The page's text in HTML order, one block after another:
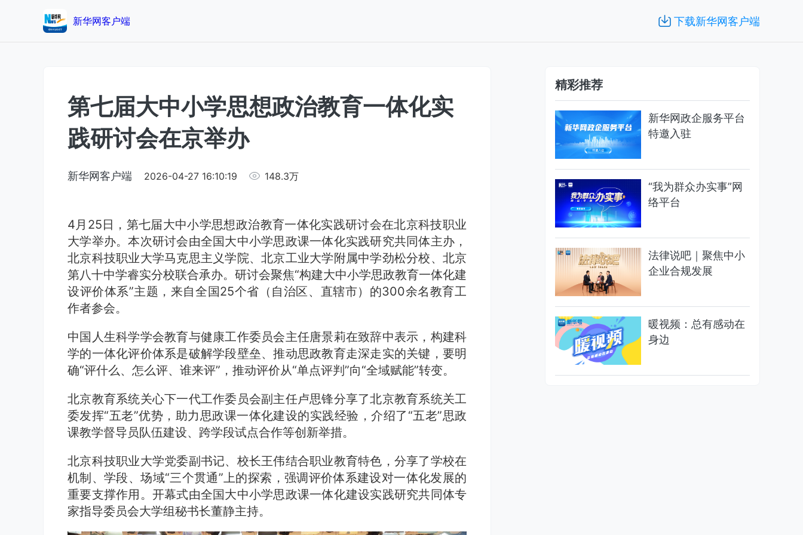
新华网客户端 下载新华网客户端
第七届大中小学思想政治教育一体化实
践研讨会在京举办
新华网客户端 2026-04-27 16:10:19 148.3万
4月25日，第七届大中小学思想政治教育一体化实践研讨会在北京科技职业
大学举办。本次研讨会由全国大中小学思政课一体化实践研究共同体主办，
北京科技职业大学马克思主义学院、北京工业大学附属中学劲松分校、北京
第八十中学睿实分校联合承办。研讨会聚焦“构建大中小学思政教育一体化建
设评价体系”主题，来自全国25个省（自治区、直辖市）的300余名教育工
作者参会。
中国人生科学学会教育与健康工作委员会主任唐景莉在致辞中表示，构建科
学的一体化评价体系是破解学段壁垒、推动思政教育走深走实的关键，要明
确“评什么、怎么评、谁来评”，推动评价从“单点评判”向“全域赋能”转变。
北京教育系统关心下一代工作委员会副主任卢思锋分享了北京教育系统关工
委发挥“五老”优势，助力思政课一体化建设的实践经验，介绍了“五老”思政
课教学督导员队伍建设、跨学段试点合作等创新举措。
北京科技职业大学党委副书记、校长王伟结合职业教育特色，分享了学校在
机制、学段、场域“三个贯通”上的探索，强调评价体系建设对一体化发展的
重要支撑作用。开幕式由全国大中小学思政课一体化建设实践研究共同体专
家指导委员会大学组秘书长董静主持。
精彩推荐
新华网政企服务平台
特邀入驻
“我为群众办实事”网
络平台
法律说吧｜聚焦中小
企业合规发展
暖视频：总有感动在
身边